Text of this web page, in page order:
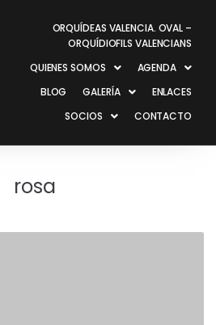
ORQUÍDEAS VALENCIA. OVAL –
ORQUÍDIOFILS VALENCIANS
QUIENES SOMOS
AGENDA
BLOG
GALERÍA
ENLACES
SOCIOS
CONTACTO
rosa